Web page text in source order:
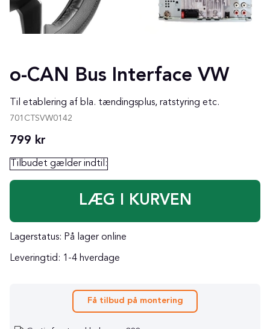
o-CAN Bus Interface VW
Til etablering af bla. tændingsplus, ratstyring etc.
701CTSVW0142
799 kr
Tilbudet gælder indtil:
Lagerstatus: På lager online
Leveringtid: 1-4 hverdage
Få tilbud på montering